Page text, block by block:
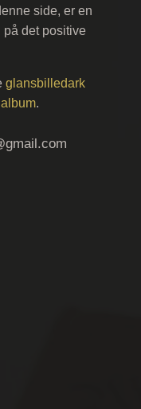
side, er en
på det positive
glansbilledark
.